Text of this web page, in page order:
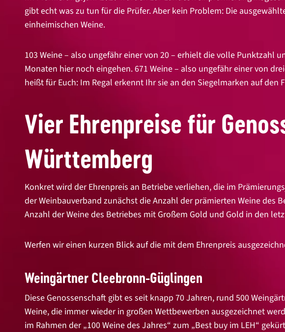
gibt echt was zu tun für die Prüfer. Aber kein Problem: Die
einheimischen Weine.
103 Weine – also ungefähr einer von 20 – erhielt die volle Punktzahl
Monaten hier noch eingehen. 671 Weine – also ungefähr einer von
heißt für Euch: Im Regal erkennt Ihr sie an den Siegelmarken auf den
Vier Ehrenpreise für
Württemberg
Konkret wird der Ehrenpreis an Betriebe verliehen, die im
der Weinbauverband zunächst die Anzahl der prämierten Weine des
Anzahl der Weine des Betriebes mit Großem Gold und Gold in den
Werfen wir einen kurzen Blick auf die mit dem Ehrenpreis
Weingärtner Cleebronn-Güglingen
Diese Genossenschaft gibt es seit knapp 70 Jahren, rund 500
Weine, die immer wieder in großen Wettbewerben ausgezeichnet
im Rahmen der „100 Weine des Jahres“ zum „Best buy im LEH“